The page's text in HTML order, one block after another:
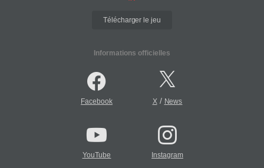
Télécharger le jeu
Informations officielles
Facebook X/ News
YouTube Instagram